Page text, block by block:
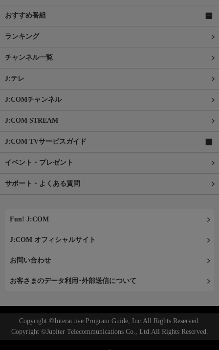
おすすめ番組
ランキング
チャンネル一覧
J:テレ
J:COMチャンネル
J:COM STREAM
J:COM TVサービスガイド
イベント・プレゼント
サポート・よくある質問
Fun! J:COM
J:COM オフィシャルサイト
お問い合わせ
お客さまのデータ利用･外部送信について
Copyright ©Interactive Program Guide, Inc.All Rights Reserved.
Copyright ©Jupiter Telecommunications Co., Ltd.All Rights Reserved.